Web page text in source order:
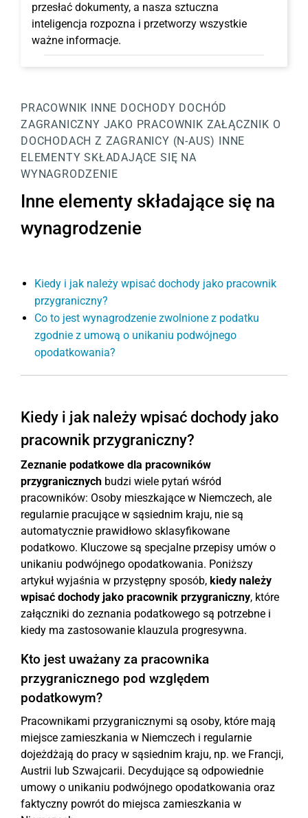
przesłać dokumenty, a nasza sztuczna
inteligencja rozpozna i przetworzy wszystkie
ważne informacje.
PRACOWNIK INNE DOCHODY DOCHÓD
ZAGRANICZNY JAKO PRACOWNIK ZAŁĄCZNIK O
DOCHODACH Z ZAGRANICY (N-AUS) INNE
ELEMENTY SKŁADAJĄCE SIĘ NA
WYNAGRODZENIE
Inne elementy składające się na
wynagrodzenie
Kiedy i jak należy wpisać dochody jako pracownik
przygraniczny?
Co to jest wynagrodzenie zwolnione z podatku
zgodnie z umową o unikaniu podwójnego
opodatkowania?
Kiedy i jak należy wpisać dochody jako
pracownik przygraniczny?
Zeznanie podatkowe dla pracowników
przygranicznych budzi wiele pytań wśród
pracowników: Osoby mieszkające w Niemczech, ale
regularnie pracujące w sąsiednim kraju, nie są
automatycznie prawidłowo sklasyfikowane
podatkowo. Kluczowe są specjalne przepisy umów o
unikaniu podwójnego opodatkowania. Poniższy
artykuł wyjaśnia w przystępny sposób, kiedy należy
wpisać dochody jako pracownik przygraniczny, które
załączniki do zeznania podatkowego są potrzebne i
kiedy ma zastosowanie klauzula progresywna.
Kto jest uważany za pracownika
przygranicznego pod względem
podatkowym?
Pracownikami przygranicznymi są osoby, które mają
miejsce zamieszkania w Niemczech i regularnie
dojeżdżają do pracy w sąsiednim kraju, np. we Francji,
Austrii lub Szwajcarii. Decydujące są odpowiednie
umowy o unikaniu podwójnego opodatkowania oraz
faktyczny powrót do miejsca zamieszkania w